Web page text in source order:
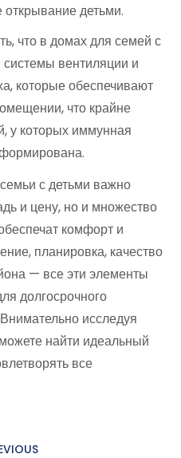
открывание детьми.
что в домах для семей с
вентиляции и
которые обеспечивают
что крайне
у которых иммунная
с детьми важно
и цену, но и множество
комфорт и
планировка, качество
— все эти элементы
долгосрочного
исследуя
найти идеальный
все